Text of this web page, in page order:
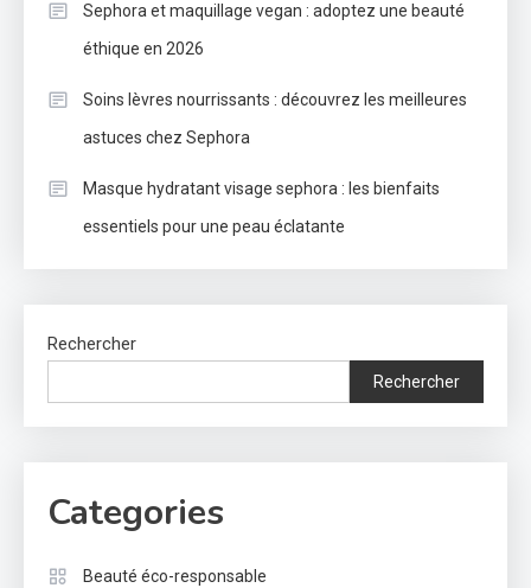
Sephora et maquillage vegan : adoptez une beauté
éthique en 2026
Soins lèvres nourrissants : découvrez les meilleures
astuces chez Sephora
Masque hydratant visage sephora : les bienfaits
essentiels pour une peau éclatante
Rechercher
Rechercher
Categories
Beauté éco-responsable